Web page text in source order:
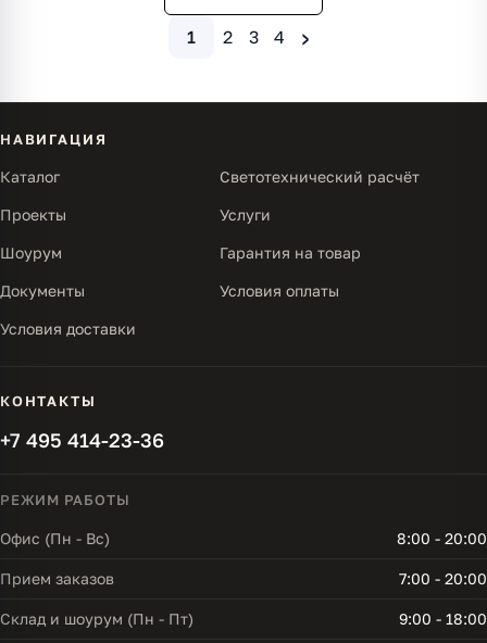
1 2 3 4 ›
НАВИГАЦИЯ
Каталог Светотехнический расчёт
Проекты Услуги
Шоурум Гарантия на товар
Документы Условия оплаты
Условия доставки
КОНТАКТЫ
+7 495 414-23-36
РЕЖИМ РАБОТЫ
Офис (Пн - Вс) 8:00 - 20:00
Прием заказов 7:00 - 20:00
Склад и шоурум (Пн - Пт) 9:00 - 18:00